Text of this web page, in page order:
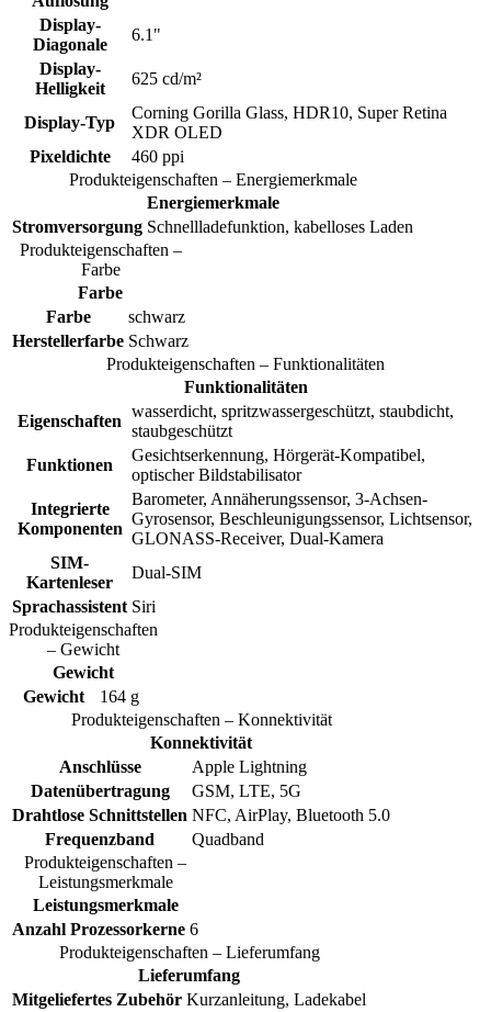
Display-
Diagonale
6.1"
Display-
Helligkeit
625 cd/m²
Display-Typ
Corning Gorilla Glass, HDR10, Super Retina
XDR OLED
Pixeldichte
460 ppi
Produkteigenschaften – Energiemerkmale
Energiemerkmale
Stromversorgung Schnellladefunktion, kabelloses Laden
Produkteigenschaften –
Farbe
Farbe
Farbe
schwarz
Herstellerfarbe Schwarz
Produkteigenschaften – Funktionalitäten
Funktionalitäten
Eigenschaften
wasserdicht, spritzwassergeschützt, staubdicht,
staubgeschützt
Funktionen
Gesichtserkennung, Hörgerät-Kompatibel,
optischer Bildstabilisator
Integrierte
Komponenten
Barometer, Annäherungssensor, 3-Achsen-
Gyrosensor, Beschleunigungssensor, Lichtsensor,
GLONASS-Receiver, Dual-Kamera
SIM-
Kartenleser
Dual-SIM
Sprachassistent Siri
Produkteigenschaften
– Gewicht
Gewicht
Gewicht
164 g
Produkteigenschaften – Konnektivität
Konnektivität
Anschlüsse
Apple Lightning
Datenübertragung
GSM, LTE, 5G
Drahtlose Schnittstellen NFC, AirPlay, Bluetooth 5.0
Frequenzband
Quadband
Produkteigenschaften –
Leistungsmerkmale
Leistungsmerkmale
Anzahl Prozessorkerne 6
Produkteigenschaften – Lieferumfang
Lieferumfang
Mitgeliefertes Zubehör Kurzanleitung, Ladekabel